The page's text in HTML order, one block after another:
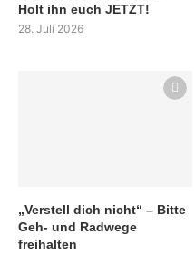
Holt ihn euch JETZT!
28. Juli 2026
„Verstell dich nicht“ – Bitte
Geh- und Radwege
freihalten